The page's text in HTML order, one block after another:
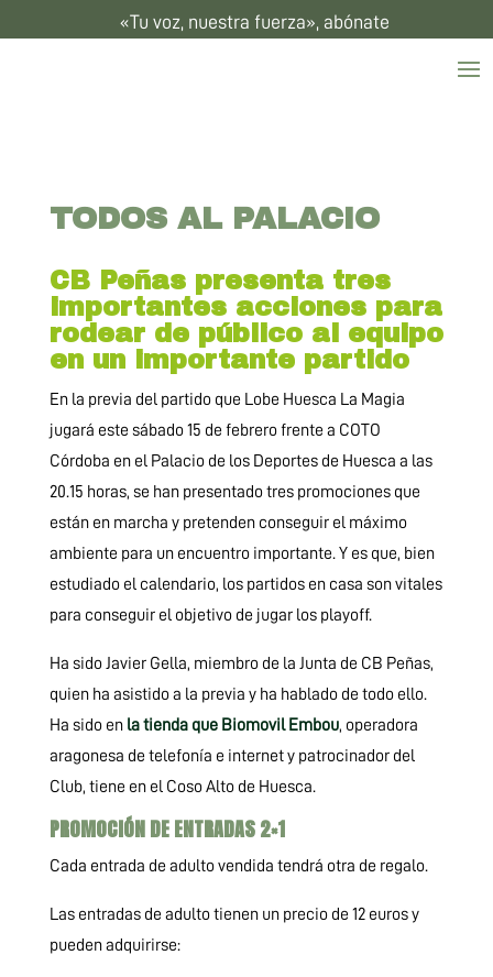
«Tu voz, nuestra fuerza», abónate
TODOS AL PALACIO
CB Peñas presenta tres
importantes acciones para
rodear de público al equipo
en un importante partido
En la previa del partido que Lobe Huesca La Magia
jugará este sábado 15 de febrero frente a COTO
Córdoba en el Palacio de los Deportes de Huesca a las
20.15 horas, se han presentado tres promociones que
están en marcha y pretenden conseguir el máximo
ambiente para un encuentro importante. Y es que, bien
estudiado el calendario, los partidos en casa son vitales
para conseguir el objetivo de jugar los playoff.
Ha sido Javier Gella, miembro de la Junta de CB Peñas,
quien ha asistido a la previa y ha hablado de todo ello.
Ha sido en la tienda que Biomovil Embou, operadora
aragonesa de telefonía e internet y patrocinador del
Club, tiene en el Coso Alto de Huesca.
PROMOCIÓN DE ENTRADAS 2×1
Cada entrada de adulto vendida tendrá otra de regalo.
Las entradas de adulto tienen un precio de 12 euros y
pueden adquirirse: